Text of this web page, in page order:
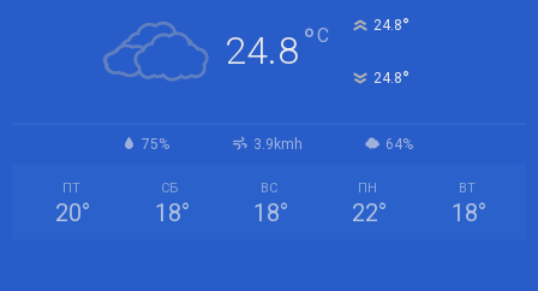
24.8°C 24.8°
24.8°
75% 3.9kmh 64%
ПТ
20°
СБ
18°
ВС
18°
ПН
22°
ВТ
18°